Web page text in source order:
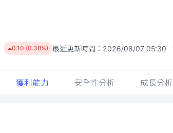
0.10 (0.38%) 最近更新時間： 2026/08/07 05:30
獲利能力 安全性分析 成長分析